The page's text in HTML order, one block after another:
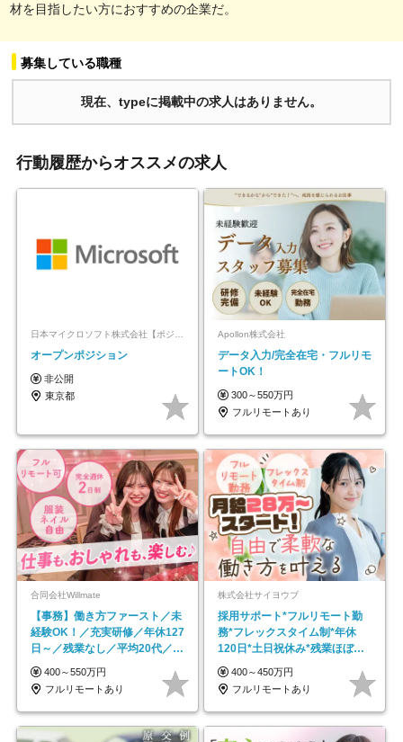
材を目指したい方におすすめの企業だ。
募集している職種
現在、typeに掲載中の求人はありません。
行動履歴からオススメの求人
オープンポジション
非公開
東京都
Apollon株式会社
データ入力/完全在宅・フルリモ
ートOK！
300～550万円
フルリモートあり
合同会社Willmate
【事務】働き方ファースト／未
経験OK！／充実研修／年休127
日～／残業なし／平均20代／リ
モートOK
400～550万円
フルリモートあり
株式会社サイヨウブ
採用サポート*フルリモート勤
務*フレックスタイム制*年休
120日*土日祝休み*残業ほぼな
し*育児中社員8割以上
400～450万円
フルリモートあり